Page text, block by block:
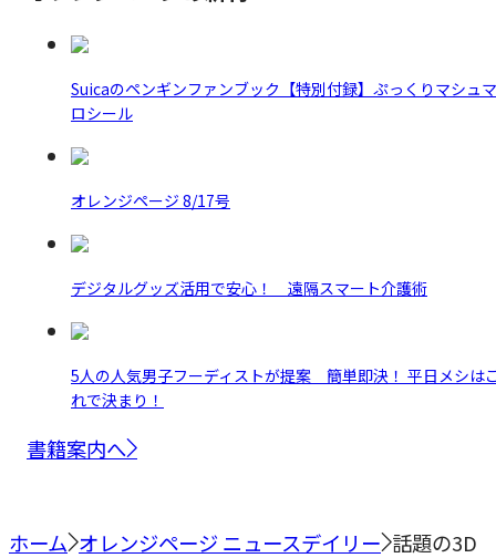
Suicaのペンギンファンブック【特別付録】ぷっくりマシュマ
ロシール
オレンジページ 8/17号
デジタルグッズ活用で安心！ 遠隔スマート介護術
5人の人気男子フーディストが提案 簡単即決！ 平日メシは
れで決まり！
書籍案内へ
ホーム オレンジページ ニュースデイリー 話題の3D